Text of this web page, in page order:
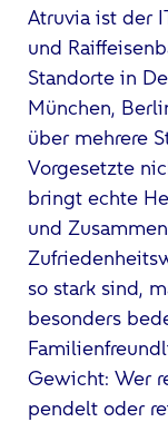
Atruvia ist der
und
Standorte in
München,
über mehrere
Vorgesetzte
bringt echte
und
so stark sind,
besonders
Gewicht: Wer
pendelt oder